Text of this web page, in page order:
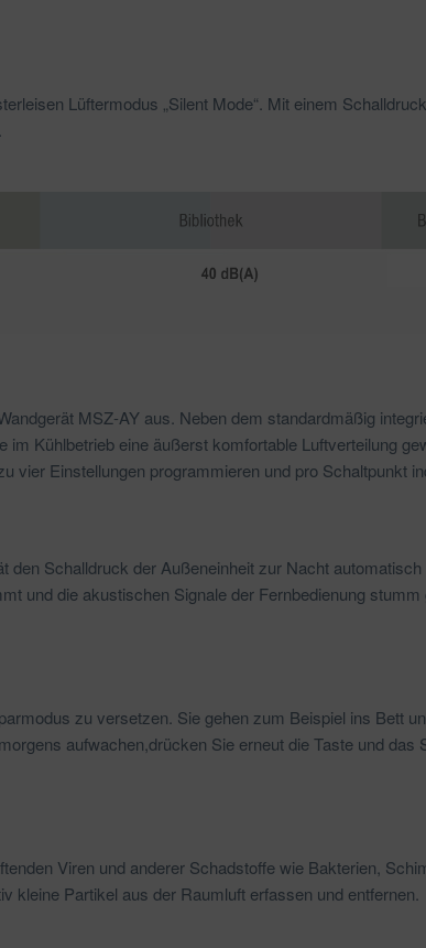
Lüftermodus „Silent Mode“. Mit einem
MSZ-AY aus. Neben dem standardmäßig
Kühlbetrieb eine äußerst komfortable Luftverteilung
vier Einstellungen programmieren und pro Schaltpunkt
Schalldruck der Außeneinheit zur Nacht
und die akustischen Signale der Fernbedienung
zu versetzen. Sie gehen zum Beispiel ins Bett
aufwachen,drücken Sie erneut die Taste und
Viren und anderer Schadstoffe wie Bakterien,
kleine Partikel aus der Raumluft erfassen und entfernen.